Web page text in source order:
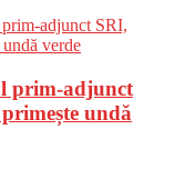
prim-adjunct
undă